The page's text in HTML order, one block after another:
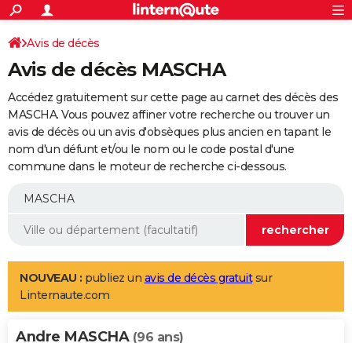
ACTUALITÉS
Politique
Société
Faits Divers
Education
Monde
Villes
+
SPORT
Coupe du monde 2026
Football
Tennis
Cyclisme
Rugby
Forum
Programme TV
TNT
Streaming
Cinéma
Sorties cinéma
Musique
+
FINANCE
Retraite
Epargne
Immobilier
Risques naturels par ville
Banque
Assurance
AUTO
Essais
Réserver un essai
Citadines
Berlines
SUV
Forum auto
+
Mobiles
Meilleur smartphone
Internet
Ordinateurs
Jeux vidéo
Guide high-tech
Aménagement intérieur
LIFESTYLE
Art de vivre
Bien-être
Loisirs
Mode
Modes de vie
Alimentation
Guide de la santé
Maladies
Médicaments
Sommeil
VOYAGE
Avis de décès
Avis de décès MASCHA
Accédez gratuitement sur cette page au carnet des décès des
MASCHA. Vous pouvez affiner votre recherche ou trouver un
avis de décès ou un avis d'obsèques plus ancien en tapant le
nom d'un défunt et/ou le nom ou le code postal d'une
commune dans le moteur de recherche ci-dessous.
NOUVEAU : publiez un avis de décès gratuitsur
Linternaute.com
Andre MASCHA (96 ans)